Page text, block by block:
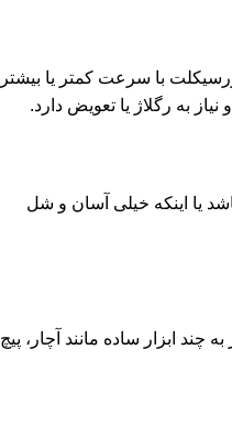
با سرعت کمتر یا بیشتر
به رگلاژ یا تعویض دارد.
یا اینکه خیلی آسان و شل
ابزار ساده مانند آچار، پیچ